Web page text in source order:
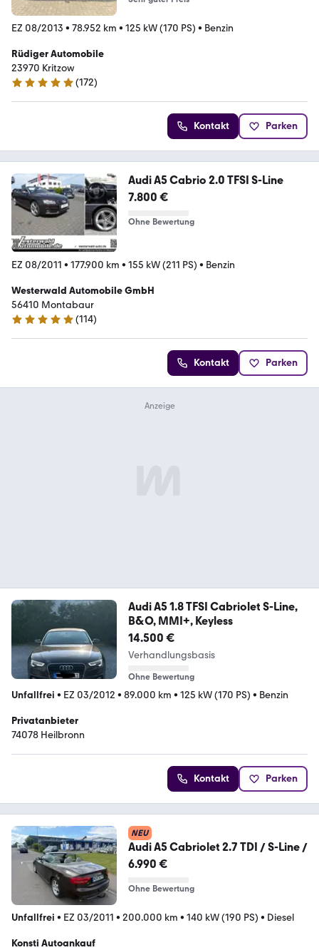
EZ 08/2013 • 78.952 km • 125 kW (170 PS) • Benzin
Rüdiger Automobile
23970 Kritzow
4.9 Sterne
(172)
Kontakt Parken
Audi A5 Cabrio 2.0 TFSI S-Line
7.800 €
Ohne Bewertung
EZ 08/2011 • 177.900 km • 155 kW (211 PS) • Benzin
Westerwald Automobile GmbH
56410 Montabaur
5 Sterne
(114)
Kontakt Parken
Audi A5 1.8 TFSI Cabriolet S-Line,
B&O, MMI+, Keyless
14.500 €
Verhandlungsbasis
Ohne Bewertung
Unfallfrei • EZ 03/2012 • 89.000 km • 125 kW (170 PS) • Benzin
Privatanbieter
74078 Heilbronn
Kontakt Parken
NEU
Audi A5 Cabriolet 2.7 TDI / S-Line /
6.990 €
Ohne Bewertung
Unfallfrei • EZ 03/2011 • 200.000 km • 140 kW (190 PS) • Diesel
Konsti Autoankauf